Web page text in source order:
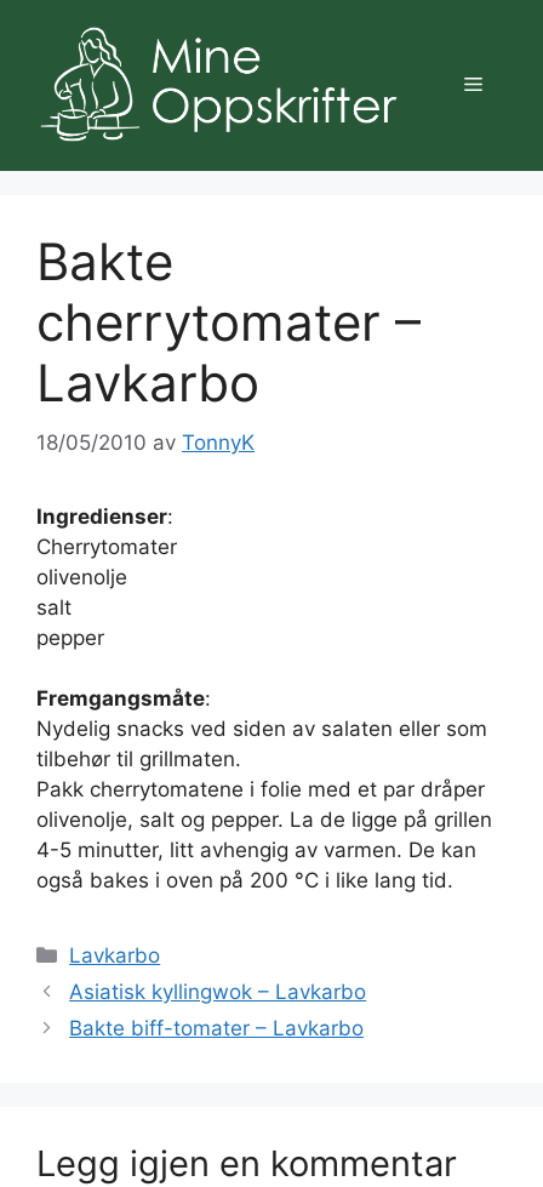
innhold
Meny
Bakte
cherrytomater –
Lavkarbo
18/05/2010 av TonnyK
Ingredienser:
Cherrytomater
olivenolje
salt
pepper
Fremgangsmåte:
Nydelig snacks ved siden av salaten eller som
tilbehør til grillmaten.
Pakk cherrytomatene i folie med et par dråper
olivenolje, salt og pepper. La de ligge på grillen
4-5 minutter, litt avhengig av varmen. De kan
også bakes i oven på 200 °C i like lang tid.
Kategorier
Lavkarbo
Asiatisk kyllingwok – Lavkarbo
Bakte biff-tomater – Lavkarbo
Legg igjen en kommentar